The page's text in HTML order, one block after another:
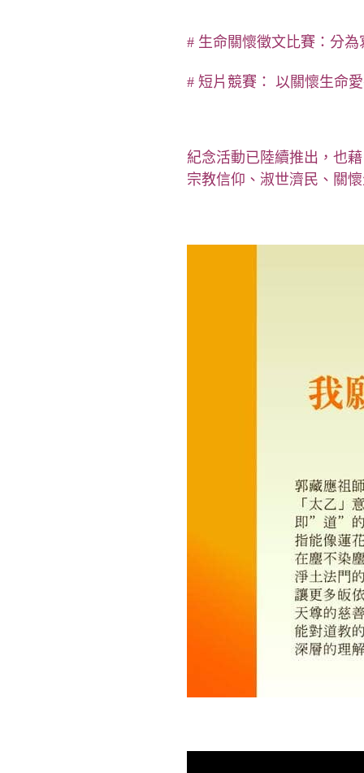
# 生命關懷徵文比賽：分
# 短片競賽： 以關懷生命
紀念活動已陸續推出，也
宗教信仰、淑世濟民、關